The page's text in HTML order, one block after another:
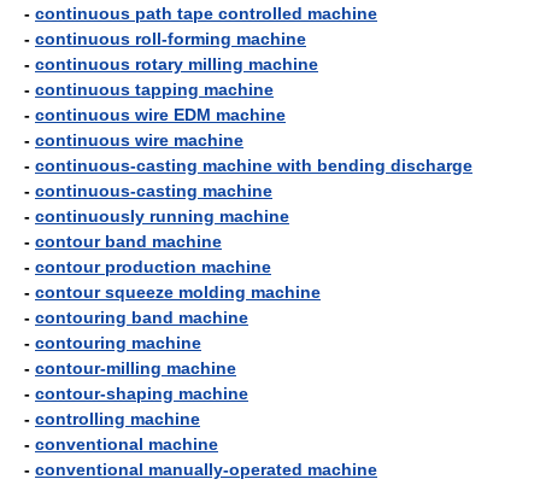
- continuous path tape controlled machine
- continuous roll-forming machine
- continuous rotary milling machine
- continuous tapping machine
- continuous wire EDM machine
- continuous wire machine
- continuous-casting machine with bending discharge
- continuous-casting machine
- continuously running machine
- contour band machine
- contour production machine
- contour squeeze molding machine
- contouring band machine
- contouring machine
- contour-milling machine
- contour-shaping machine
- controlling machine
- conventional machine
- conventional manually-operated machine